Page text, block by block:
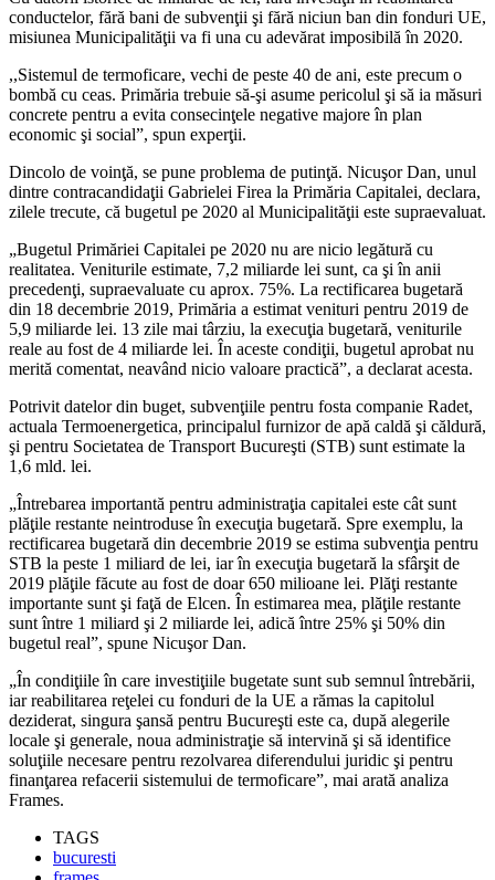
conductelor, fără bani de subvenţii şi fără niciun ban din fonduri UE,
misiunea Municipalităţii va fi una cu adevărat imposibilă în 2020.
,,Sistemul de termoficare, vechi de peste 40 de ani, este precum o
bombă cu ceas. Primăria trebuie să-şi asume pericolul şi să ia măsuri
concrete pentru a evita consecinţele negative majore în plan
economic şi social”, spun experţii.
Dincolo de voinţă, se pune problema de putinţă. Nicuşor Dan, unul
dintre contracandidaţii Gabrielei Firea la Primăria Capitalei, declara,
zilele trecute, că bugetul pe 2020 al Municipalităţii este supraevaluat.
„Bugetul Primăriei Capitalei pe 2020 nu are nicio legătură cu
realitatea. Veniturile estimate, 7,2 miliarde lei sunt, ca şi în anii
precedenţi, supraevaluate cu aprox. 75%. La rectificarea bugetară
din 18 decembrie 2019, Primăria a estimat venituri pentru 2019 de
5,9 miliarde lei. 13 zile mai târziu, la execuţia bugetară, veniturile
reale au fost de 4 miliarde lei. În aceste condiţii, bugetul aprobat nu
merită comentat, neavând nicio valoare practică”, a declarat acesta.
Potrivit datelor din buget, subvenţiile pentru fosta companie Radet,
actuala Termoenergetica, principalul furnizor de apă caldă şi căldură,
şi pentru Societatea de Transport Bucureşti (STB) sunt estimate la
1,6 mld. lei.
„Întrebarea importantă pentru administraţia capitalei este cât sunt
plăţile restante neintroduse în execuţia bugetară. Spre exemplu, la
rectificarea bugetară din decembrie 2019 se estima subvenţia pentru
STB la peste 1 miliard de lei, iar în execuţia bugetară la sfârşit de
2019 plăţile făcute au fost de doar 650 milioane lei. Plăţi restante
importante sunt şi faţă de Elcen. În estimarea mea, plăţile restante
sunt între 1 miliard şi 2 miliarde lei, adică între 25% şi 50% din
bugetul real”, spune Nicuşor Dan.
„În condiţiile în care investiţiile bugetate sunt sub semnul întrebării,
iar reabilitarea reţelei cu fonduri de la UE a rămas la capitolul
deziderat, singura şansă pentru Bucureşti este ca, după alegerile
locale şi generale, noua administraţie să intervină şi să identifice
soluţiile necesare pentru rezolvarea diferendului juridic şi pentru
finanţarea refacerii sistemului de termoficare”, mai arată analiza
Frames.
TAGS
bucuresti